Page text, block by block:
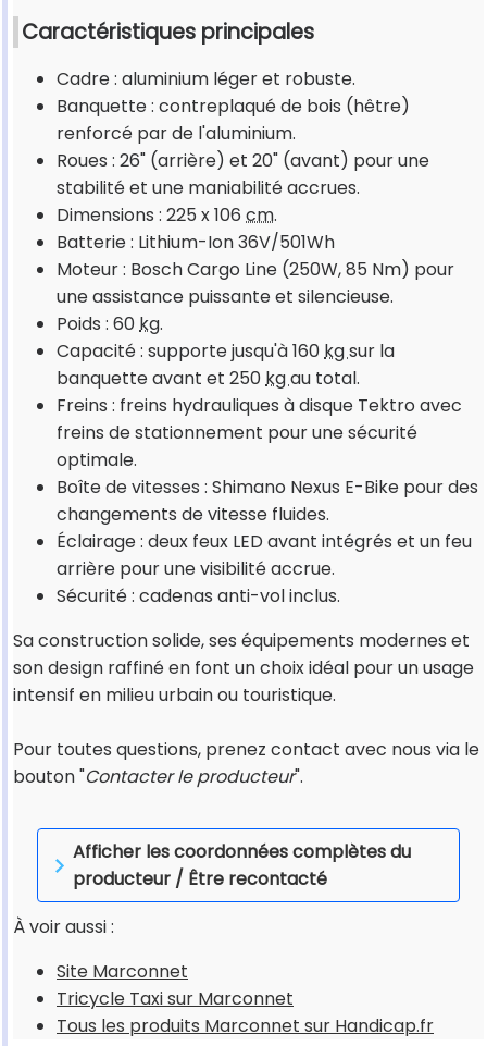
Caractéristiques principales
Cadre : aluminium léger et robuste.
Banquette : contreplaqué de bois (hêtre)
renforcé par de l'aluminium.
Roues : 26" (arrière) et 20" (avant) pour une
stabilité et une maniabilité accrues.
Dimensions : 225 x 106 cm.
Batterie : Lithium-Ion 36V/501Wh
Moteur : Bosch Cargo Line (250W, 85 Nm) pour
une assistance puissante et silencieuse.
Poids : 60kg.
Capacité : supporte jusqu'à 160kgsur la
banquette avant et 250kgau total.
Freins : freins hydrauliques à disque Tektro avec
freins de stationnement pour une sécurité
optimale.
Boîte de vitesses : Shimano Nexus E-Bike pour des
changements de vitesse fluides.
Éclairage : deux feux LED avant intégrés et un feu
arrière pour une visibilité accrue.
Sécurité : cadenas anti-vol inclus.
Sa construction solide, ses équipements modernes et
son design raffiné en font un choix idéal pour un usage
intensif en milieu urbain ou touristique.
Pour toutes questions, prenez contact avec nous via le
bouton "Contacter le producteur".
Afficher les coordonnées complètes du
producteur / Être recontacté
À voir aussi :
Site Marconnet
Tricycle Taxi sur Marconnet
Tous les produits Marconnet sur Handicap.fr